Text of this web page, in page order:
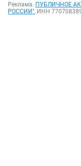
Реклама. ПУБЛИЧНОЕ
РОССИИ", ИНН